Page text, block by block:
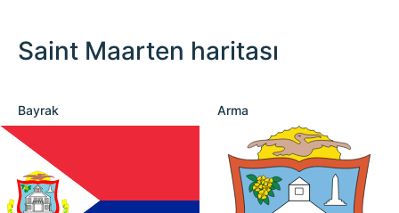
Saint Maarten haritası
Bayrak Arma